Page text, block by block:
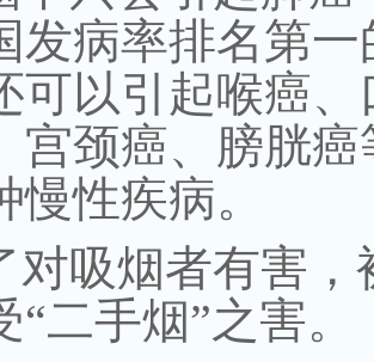
发病率排名第
可以引起喉癌
宫颈癌、膀胱
慢性疾病。
对吸烟者有害，
“二手烟”之害。